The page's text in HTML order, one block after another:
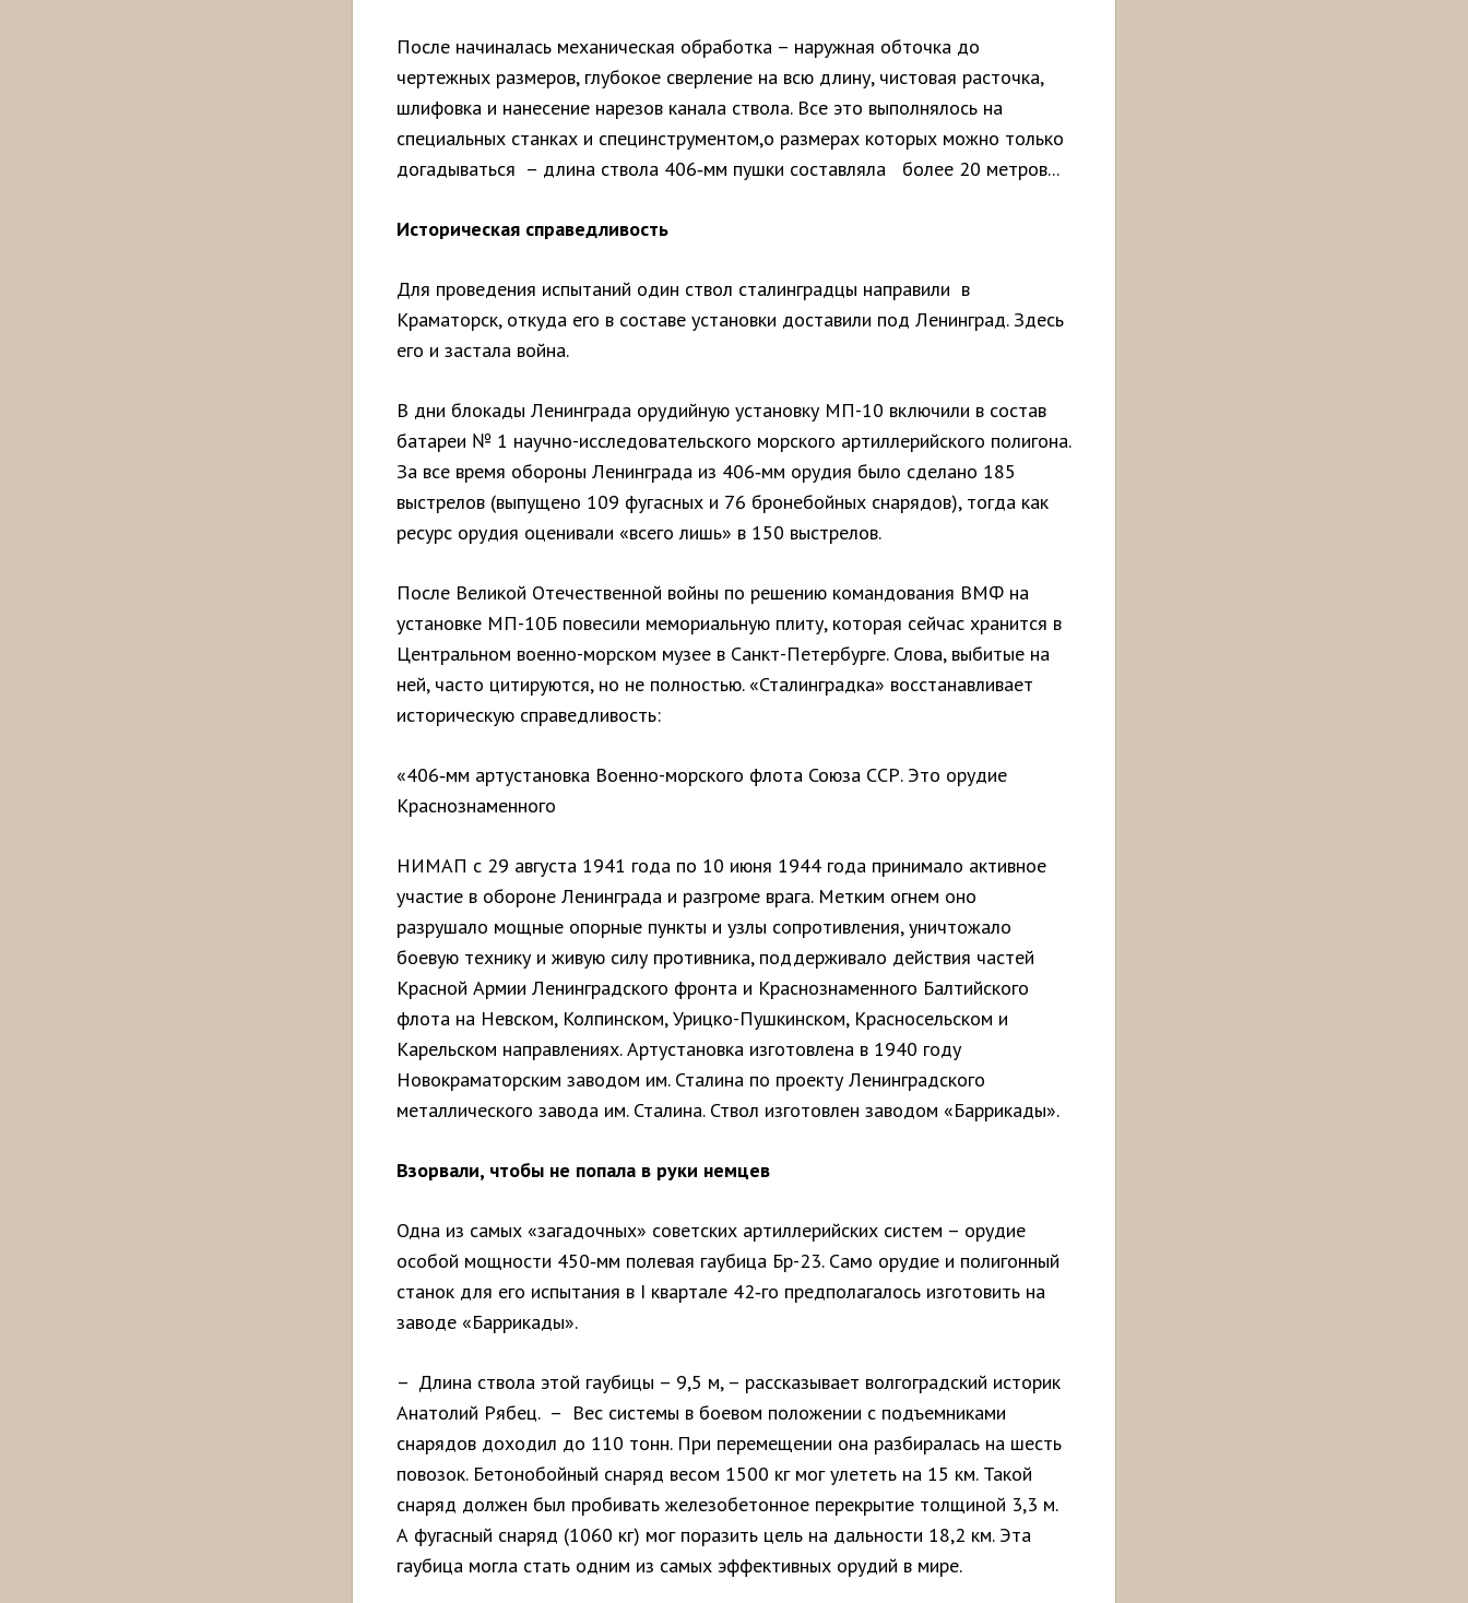
После начиналась механическая обработка – наружная обточка до
чертежных размеров, глубокое сверление на всю длину, чистовая расточка,
шлифовка и нанесение нарезов канала ствола. Все это выполнялось на
специальных станках и специнструментом,о размерах которых можно только
догадываться – длина ствола 406‑мм пушки составляла более 20 метров...
Историческая справедливость
Для проведения испытаний один ствол сталинградцы направили в
Краматорск, откуда его в составе установки доставили под Ленинград. Здесь
его и застала война.
В дни блокады Ленинграда орудийную установку МП-10 включили в состав
батареи № 1 научно-исследовательского морского артиллерийского полигона.
За все время обороны Ленинграда из 406‑мм орудия было сделано 185
выстрелов (выпущено 109 фугасных и 76 бронебойных снарядов), тогда как
ресурс орудия оценивали «всего лишь» в 150 выстрелов.
После Великой Отечественной войны по решению командования ВМФ на
установке МП-10Б повесили мемориальную плиту, которая сейчас хранится в
Центральном военно-морском музее в Санкт-Петербурге. Слова, выбитые на
ней, часто цитируются, но не полностью. «Сталинградка» восстанавливает
историческую справедливость:
«406‑мм артустановка Военно-морского флота Союза ССР. Это орудие
Краснознаменного
НИМАП с 29 августа 1941 года по 10 июня 1944 года принимало активное
участие в обороне Ленинграда и разгроме врага. Метким огнем оно
разрушало мощные опорные пункты и узлы сопротивления, уничтожало
боевую технику и живую силу противника, поддерживало действия частей
Красной Армии Ленинградского фронта и Краснознаменного Балтийского
флота на Невском, Колпинском, Урицко-Пушкинском, Красносельском и
Карельском направлениях. Артустановка изготовлена в 1940 году
Новокраматорским заводом им. Сталина по проекту Ленинградского
металлического завода им. Сталина. Ствол изготовлен заводом «Баррикады».
Взорвали, чтобы не попала в руки немцев
Одна из самых «загадочных» советских артиллерийских систем – орудие
особой мощности 450‑мм полевая гаубица Бр-23. Само орудие и полигонный
станок для его испытания в I квартале 42‑го предполагалось изготовить на
заводе «Баррикады».
– Длина ствола этой гаубицы – 9,5 м, – рассказывает волгоградский историк
Анатолий Рябец. – Вес системы в боевом положении с подъемниками
снарядов доходил до 110 тонн. При перемещении она разбиралась на шесть
повозок. Бетонобойный снаряд весом 1500 кг мог улететь на 15 км. Такой
снаряд должен был пробивать железобетонное перекрытие толщиной 3,3 м.
А фугасный снаряд (1060 кг) мог поразить цель на дальности 18,2 км. Эта
гаубица могла стать одним из самых эффективных орудий в мире.